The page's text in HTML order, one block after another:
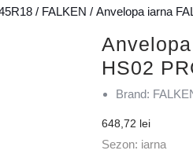
/ FALKEN / Anvelopa iarna
HS02
Brand:
648,72 lei
Sezon: iarna